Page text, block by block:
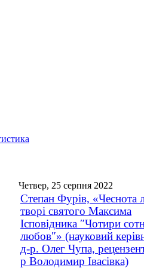
Четвер, 25 серпня 2022
Степан Фурів, «Чеснота
творі святого Максима
Ісповідника ″Чотири
любов″» (науковий
д-р. Олег Чупа,
р Володимир Івасівка)